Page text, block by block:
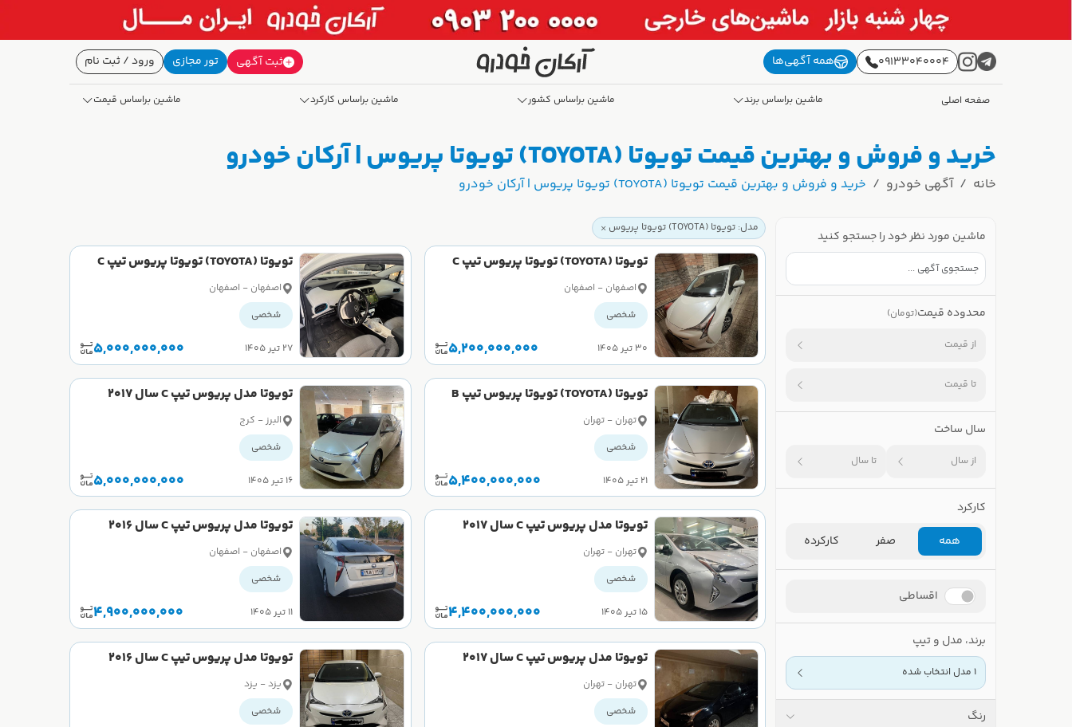
09133040004 همه آگهی‌ها ثبت آگهی تور مجازی ورود / ثبت نام
صفحه اصلی ماشین براساس برند ماشین براساس کشور ماشین براساس کارکرد ماشین براساس قیمت
خرید و فروش و بهترین قیمت تویوتا (TOYOTA) تویوتا پریوس | آرکان خودرو
خانه آگهی خودرو خرید و فروش و بهترین قیمت تویوتا (TOYOTA) تویوتا پریوس | آرکان خودرو
ماشین مورد نظر خود را جستجو کنید
محدوده قیمت(تومان)
از قیمت
تا قیمت
سال ساخت
از سال تا سال
کارکرد
همه
صفر کارکرده
اقساطی
برند، مدل و تیپ
1 مدل انتخاب شده
رنگ
مدل: تویوتا (TOYOTA) تویوتا پریوس
تویوتا (TOYOTA) تویوتا پریوس تیپ C
سال 2016اصفهان - اصفهان
شخصی
۳۰ تیر ۱۴۰۵ 5,200,000,000
تویوتا (TOYOTA) تویوتا پریوس تیپ C
سال 2017اصفهان - اصفهان
شخصی
۲۷ تیر ۱۴۰۵ 5,000,000,000
تویوتا (TOYOTA) تویوتا پریوس تیپ B
سال 2016تهران - تهران
شخصی
۲۱ تیر ۱۴۰۵ 5,400,000,000
تویوتا مدل پریوس تیپ C سال 2017
کارکرده
البرز - کرج
شخصی
۱۶ تیر ۱۴۰۵ 5,000,000,000
تویوتا مدل پریوس تیپ C سال 2017
کارکرده
تهران - تهران
شخصی
۱۵ تیر ۱۴۰۵ 4,400,000,000
تویوتا مدل پریوس تیپ C سال 2016
کارکرده
اصفهان - اصفهان
شخصی
۱۱ تیر ۱۴۰۵ 4,900,000,000
تویوتا مدل پریوس تیپ C سال 2017
کارکرده
تهران - تهران
شخصی
تویوتا مدل پریوس تیپ C سال 2016
کارکرده
یزد - یزد
شخصی